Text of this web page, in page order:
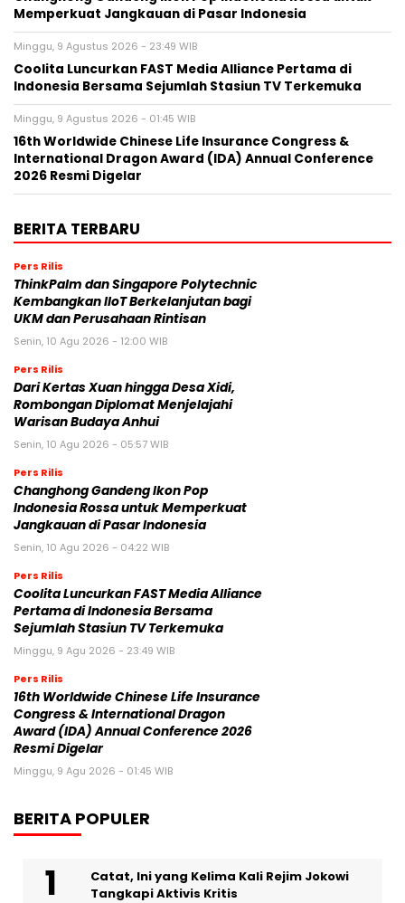
Memperkuat Jangkauan di Pasar Indonesia
Minggu, 9 Agustus 2026 - 23:49 WIB
Coolita Luncurkan FAST Media Alliance Pertama di
Indonesia Bersama Sejumlah Stasiun TV Terkemuka
Minggu, 9 Agustus 2026 - 01:45 WIB
16th Worldwide Chinese Life Insurance Congress &
International Dragon Award (IDA) Annual Conference
2026 Resmi Digelar
BERITA TERBARU
Pers Rilis
ThinkPalm dan Singapore Polytechnic
Kembangkan IIoT Berkelanjutan bagi
UKM dan Perusahaan Rintisan
Senin, 10 Agu 2026 - 12:00 WIB
Pers Rilis
Dari Kertas Xuan hingga Desa Xidi,
Rombongan Diplomat Menjelajahi
Warisan Budaya Anhui
Senin, 10 Agu 2026 - 05:57 WIB
Pers Rilis
Changhong Gandeng Ikon Pop
Indonesia Rossa untuk Memperkuat
Jangkauan di Pasar Indonesia
Senin, 10 Agu 2026 - 04:22 WIB
Pers Rilis
Coolita Luncurkan FAST Media Alliance
Pertama di Indonesia Bersama
Sejumlah Stasiun TV Terkemuka
Minggu, 9 Agu 2026 - 23:49 WIB
Pers Rilis
16th Worldwide Chinese Life Insurance
Congress & International Dragon
Award (IDA) Annual Conference 2026
Resmi Digelar
Minggu, 9 Agu 2026 - 01:45 WIB
BERITA POPULER
Catat, Ini yang Kelima Kali Rejim Jokowi
Tangkapi Aktivis Kritis